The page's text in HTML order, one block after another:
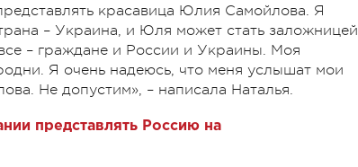
красавица Юлия Самойлова. Я
– Украина, и Юля может стать заложницей
– граждане и России и Украины. Моя
Я очень надеюсь, что меня услышат мои
Не допустим», – написала Наталья.
представлять Россию на